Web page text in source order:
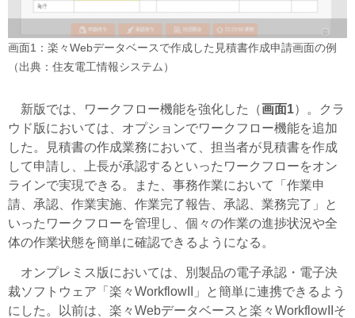
画面1：楽々Webデータベースで作成した見積書作成申請画面の例
（出典：住友電工情報システム）
新版では、ワークフロー機能を強化した（画面1）。クラ
ウド版においては、オプションでワークフロー機能を追加
した。見積書の作成業務において、担当者が見積書を作成
して申請し、上長が承認するといったワークフローをオン
ラインで実現できる。また、事務作業において「作業申
請、承認、作業実施、作業完了報告、承認、業務完了」と
いったワークフローを管理し、個々の作業の進捗状況や全
体の作業状態を簡単に確認できるようになる。
オンプレミス版においては、別製品の電子承認・電子決
裁ソフトウェア「楽々WorkflowII」と簡単に連携できるよう
にした。以前は、楽々Webデータベースと楽々WorkflowIIそ